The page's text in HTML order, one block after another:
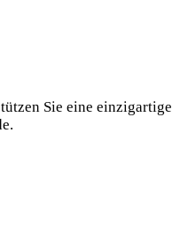
Sie eine einzig­artige